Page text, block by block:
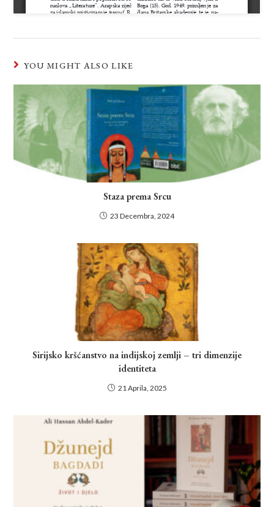
YOU MIGHT ALSO LIKE
Staza prema Srcu
23 Decembra, 2024
Sirijsko kršćanstvo na indijskoj zemlji – tri dimenzije
identiteta
21 Aprila, 2025